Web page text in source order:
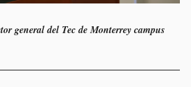
general del Tec de Monterrey campus